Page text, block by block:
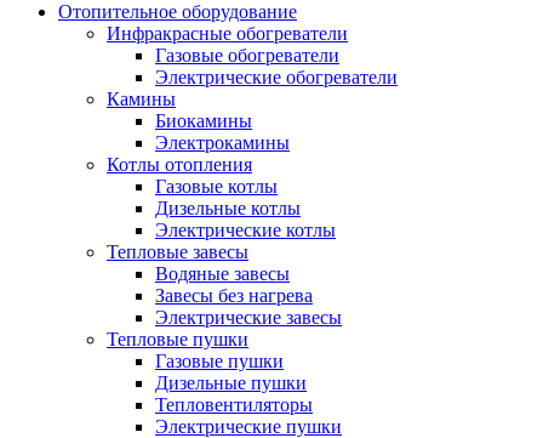
Отопительное оборудование
Инфракрасные обогреватели
Газовые обогреватели
Электрические обогреватели
Камины
Биокамины
Электрокамины
Котлы отопления
Газовые котлы
Дизельные котлы
Электрические котлы
Тепловые завесы
Водяные завесы
Завесы без нагрева
Электрические завесы
Тепловые пушки
Газовые пушки
Дизельные пушки
Тепловентиляторы
Электрические пушки